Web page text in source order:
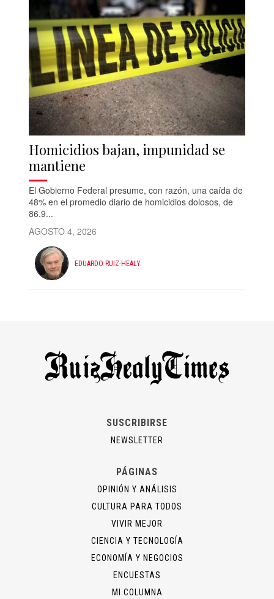
Homicidios bajan, impunidad se
mantiene
El Gobierno Federal presume, con razón, una caída de
48% en el promedio diario de homicidios dolosos, de
86.9...
AGOSTO 4, 2026
EDUARDO RUIZ-HEALY
SUSCRIBIRSE
NEWSLETTER
PÁGINAS
OPINIÓN Y ANÁLISIS
CULTURA PARA TODOS
VIVIR MEJOR
CIENCIA Y TECNOLOGÍA
ECONOMÍA Y NEGOCIOS
ENCUESTAS
MI COLUMNA